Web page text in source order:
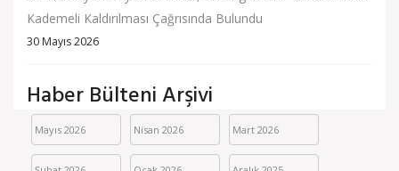
Kademeli Kaldırılması Çağrısında Bulundu
30 Mayıs 2026
Haber Bülteni Arşivi
Mayıs 2026 Nisan 2026 Mart 2026